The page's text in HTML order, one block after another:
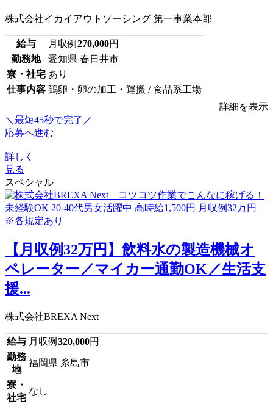
株式会社イカイアウトソーシング 第一事業本部
給与 月収例 270,000円
勤務地
愛知県 春日井市
寮・社宅 あり
仕事内容 鶏卵・卵の加工・運搬 / 食品系工場
詳細を表示
＼最短45秒で完了／
応募へ進む
詳しく
見る
スペシャル
【月収例32万円】飲料水の製造機械オ
ペレーター／マイカー通勤OK／生活支
援...
株式会社BREXA Next
給与 月収例 320,000円
勤務
地
福岡県 糸島市
寮・
社宅
なし